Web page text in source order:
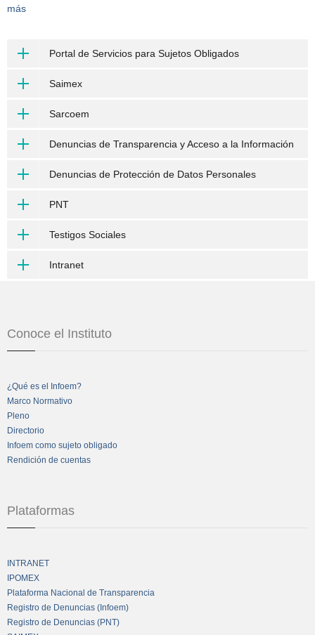
más
Portal de Servicios para Sujetos Obligados
Saimex
Sarcoem
Denuncias de Transparencia y Acceso a la Información
Denuncias de Protección de Datos Personales
PNT
Testigos Sociales
Intranet
Conoce el Instituto
¿Qué es el Infoem?
Marco Normativo
Pleno
Directorio
Infoem como sujeto obligado
Rendición de cuentas
Plataformas
INTRANET
IPOMEX
Plataforma Nacional de Transparencia
Registro de Denuncias (Infoem)
Registro de Denuncias (PNT)